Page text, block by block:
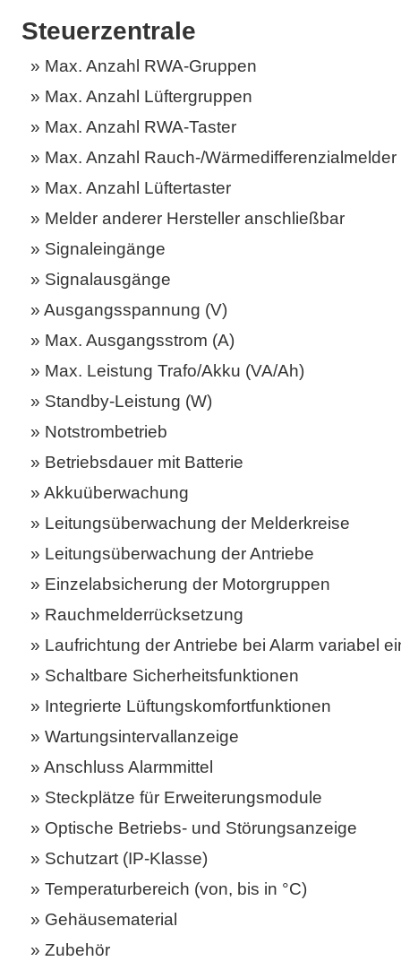
Steuerzentrale
Max. Anzahl RWA-Gruppen
Max. Anzahl Lüftergruppen
Max. Anzahl RWA-Taster
Max. Anzahl Rauch-/Wärmedifferenzialmelder
Max. Anzahl Lüftertaster
Melder anderer Hersteller anschließbar
Signaleingänge
Signalausgänge
Ausgangsspannung (V)
Max. Ausgangsstrom (A)
Max. Leistung Trafo/Akku (VA/Ah)
Standby-Leistung (W)
Notstrombetrieb
Betriebsdauer mit Batterie
Akkuüberwachung
Leitungsüberwachung der Melderkreise
Leitungsüberwachung der Antriebe
Einzelabsicherung der Motorgruppen
Rauchmelderrücksetzung
Laufrichtung der Antriebe bei Alarm variabel
Schaltbare Sicherheitsfunktionen
Integrierte Lüftungskomfortfunktionen
Wartungsintervallanzeige
Anschluss Alarmmittel
Steckplätze für Erweiterungsmodule
Optische Betriebs- und Störungsanzeige
Schutzart (IP-Klasse)
Temperaturbereich (von, bis in °C)
Gehäusematerial
Zubehör